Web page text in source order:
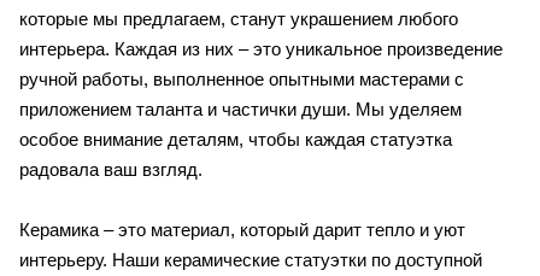
которые мы предлагаем, станут украшением любого
интерьера. Каждая из них – это уникальное произведение
ручной работы, выполненное опытными мастерами с
приложением таланта и частички души. Мы уделяем
особое внимание деталям, чтобы каждая статуэтка
радовала ваш взгляд.
Керамика – это материал, который дарит тепло и уют
интерьеру. Наши керамические статуэтки по доступной